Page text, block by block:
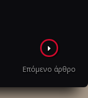
Επόμενο άρθρο